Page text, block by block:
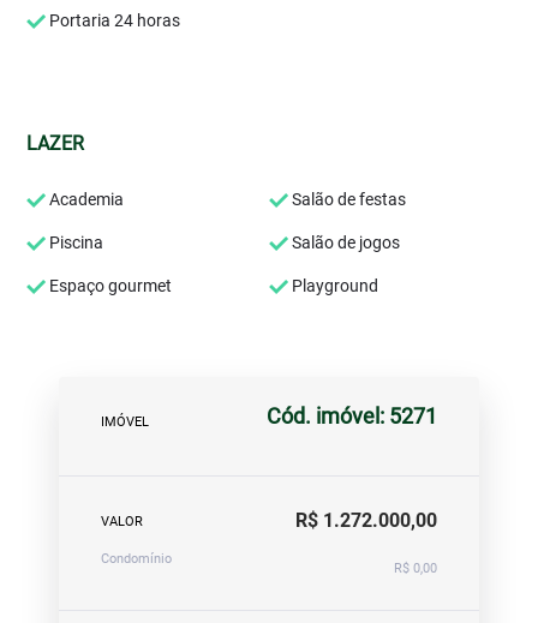
Portaria 24 horas
LAZER
Academia Salão de festas
Piscina Salão de jogos
Espaço gourmet Playground
IMÓVEL Cód. imóvel: 5271
VALOR R$ 1.272.000,00
Condomínio
R$ 0,00